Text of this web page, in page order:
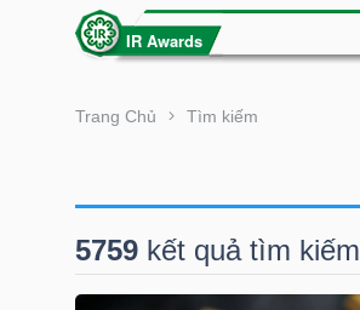
Trang Chủ Tìm kiếm
5759 kết quả tìm kiếm
VIETSTOCK
KHOÁN